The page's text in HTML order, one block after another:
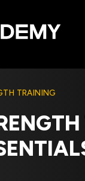
TRAINING